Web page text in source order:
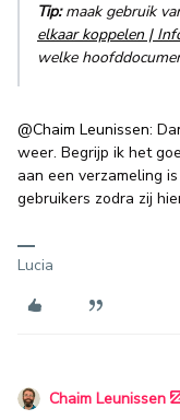
Tip:maak gebruik
elkaar koppelen |
welke
@Chaim Leunissen:
weer. Begrijp ik het
aan een verzameling
gebruikers zodra zij
Lucia
Chaim Leunissen